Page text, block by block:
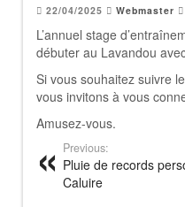
22/04/2025 Webmaster
L’annuel stage
débuter au Lavandou
Si vous souhaitez suivre
vous invitons à vous
Amusez-vous.
Previous:
Pluie de records
Caluire